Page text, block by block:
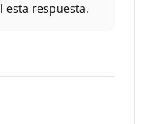
esta respuesta.